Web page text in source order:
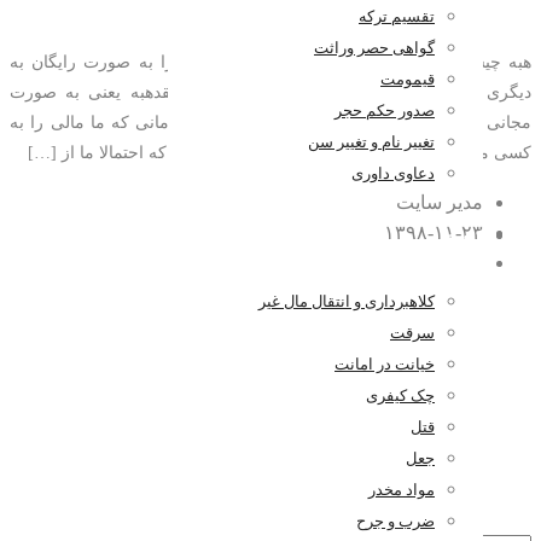
تقسیم ترکه
گواهی حصر وراثت
قیمومت
صدور حکم حجر
تغییر نام و تغییر سن
دعاوی داوری
کیفری
کلاهبرداری و انتقال مال غیر
سرقت
خیانت در امانت
چک کیفری
قتل
جعل
مواد مخدر
ضرب و جرح
هبه چیست؟ هبه عقد یا قراردادی است که مالی را به صورت رایگان به
دیگری می دهید. اینگونه می توان بیان کرد که عقدهبه یعنی به صورت
مجانی مال را به مالکیت شخص دیگری در آورید. زمانی که ما مالی را به
کسی می بخشیم یعنی یک عقدهبه اتفاق افتاده است که احتمالا ما از […]
مدیر سایت
۱۳۹۸-۱۱-۲۳